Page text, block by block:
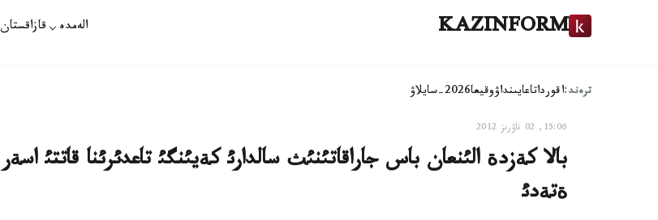
KAZINFORM الەمدە قازاقستان
ترەند:اقورداتاعايىنداۋوقيعا2026-سايلاۋ
15:06, 02 ناۋرىز 2012
بالا كةزدة الئنعان باس جاراقاتئنئث سالدارئ كةيئنگئ تاعدئرئنا قاتتئ اسةر
ةتةدئ